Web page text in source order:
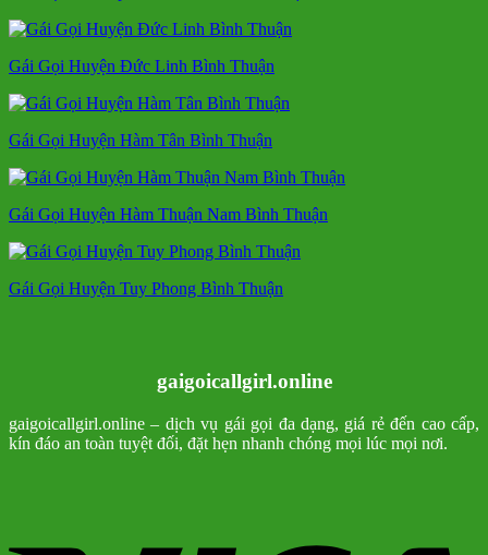
Gái Gọi Huyện Đức Linh Bình Thuận
Gái Gọi Huyện Hàm Tân Bình Thuận
Gái Gọi Huyện Hàm Thuận Nam Bình Thuận
Gái Gọi Huyện Tuy Phong Bình Thuận
gaigoicallgirl.online
gaigoicallgirl.online – dịch vụ gái gọi đa dạng, giá rẻ đến cao cấp,
kín đáo an toàn tuyệt đối, đặt hẹn nhanh chóng mọi lúc mọi nơi.